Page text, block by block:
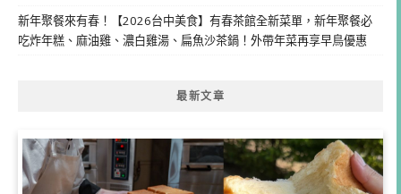
新年聚餐來有春！【2026台中美食】有春茶館全新菜單，新年聚餐必
吃炸年糕、麻油雞、濃白雞湯、扁魚沙茶鍋！外帶年菜再享早鳥優惠
最新文章